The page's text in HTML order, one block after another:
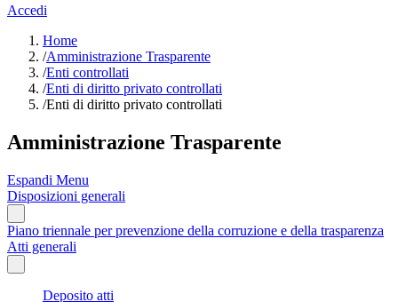
Accedi
Home
/Amministrazione Trasparente
/Enti controllati
/Enti di diritto privato controllati
/Enti di diritto privato controllati
Amministrazione Trasparente
Espandi Menu
Disposizioni generali
Piano triennale per prevenzione della corruzione e della trasparenza
Atti generali
Deposito atti